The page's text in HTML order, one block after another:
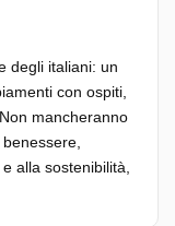
degli italiani: un
con ospiti,
mancheranno
alla sostenibilità,